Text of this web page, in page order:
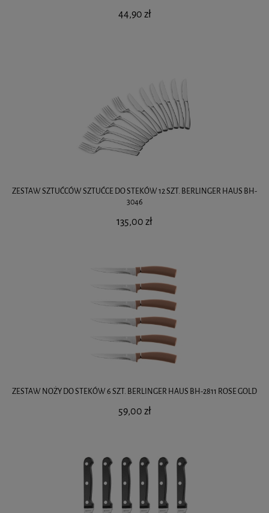
44,90 zł
ZESTAW SZTUĆCÓW SZTUĆCE DO STEKÓW 12 SZT. BERLINGER HAUS BH-
3046
135,00 zł
ZESTAW NOŻY DO STEKÓW 6 SZT. BERLINGER HAUS BH-2811 ROSE GOLD
59,00 zł